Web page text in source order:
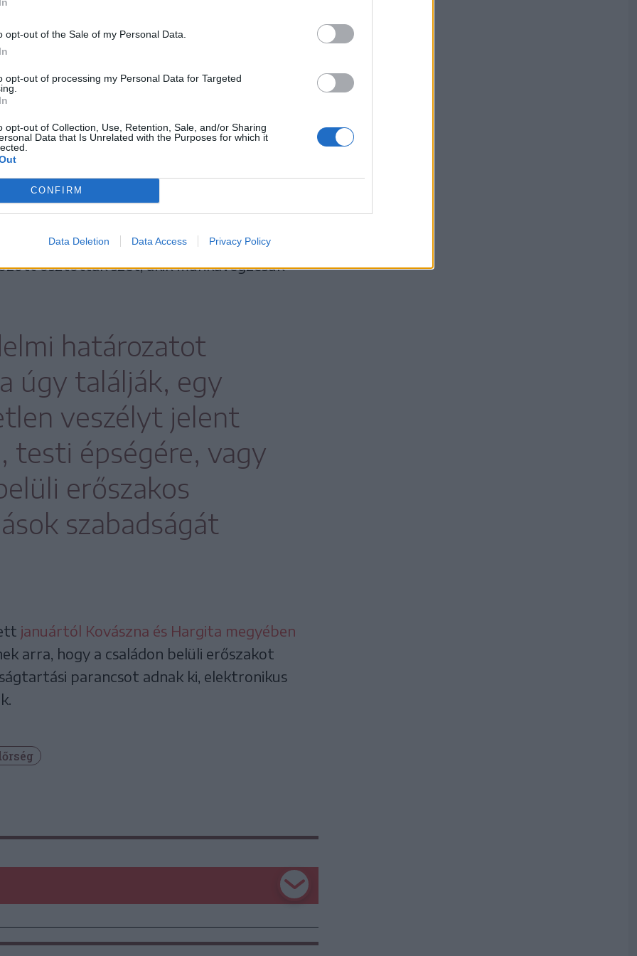
opt-out of the Sale of my Personal Data.
opt-out of processing my Personal Data for Targeted
opt-out of Collection, Use, Retention, Sale, and/or Sharing
Data that Is Unrelated with the Purposes for which it
CONFIRM
Data Deletion Data Access Privacy Policy
nyomkövető
megye mellett már Kovászna és Hargita
is lehetősége van a rendőrségnek arra, hogy a
parancsot adnak ki, elektronikus
karkötővel figyelhessék.
használatára ebben az esetben volt
tudtuk meg Robert Costan helyettes
a nyomkövető karpereceket a városi és
osztották szét, akik munkavégzésük
határozatot
úgy találják, egy
veszélyt jelent
testi épségére, vagy
erőszakos
szabadságát
januártól Kovászna és Hargita megyében
arra, hogy a családon belüli erőszakot
parancsot adnak ki, elektronikus